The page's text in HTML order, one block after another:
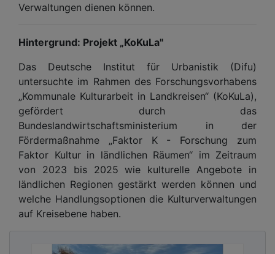
Verwaltungen dienen können.
Hintergrund: Projekt „KoKuLa"
Das Deutsche Institut für Urbanistik (Difu)
untersuchte im Rahmen des Forschungsvorhabens
„Kommunale Kulturarbeit in Landkreisen“ (KoKuLa),
gefördert durch das
Bundeslandwirtschaftsministerium in der
Fördermaßnahme „Faktor K - Forschung zum
Faktor Kultur in ländlichen Räumen“ im Zeitraum
von 2023 bis 2025 wie kulturelle Angebote in
ländlichen Regionen gestärkt werden können und
welche Handlungsoptionen die Kulturverwaltungen
auf Kreisebene haben.